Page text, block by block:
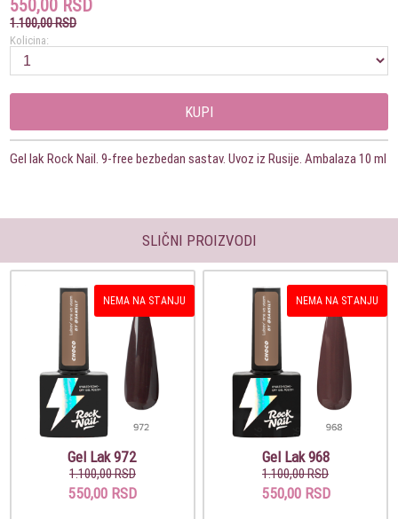
550,00 RSD
1.100,00 RSD
Kolicina:
KUPI
Gel lak Rock Nail. 9-free bezbedan sastav. Uvoz iz Rusije. Ambalaza 10 ml
SLIČNI PROIZVODI
NEMA NA STANJU
Gel Lak 972
1.100,00 RSD
550,00 RSD
NEMA NA STANJU
Gel Lak 968
1.100,00 RSD
550,00 RSD